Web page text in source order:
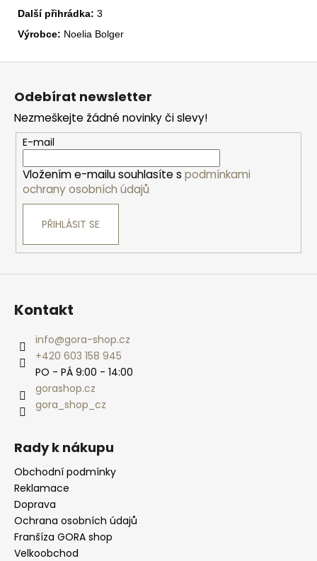
Další přihrádka: 3
Výrobce: Noelia Bolger
Z
Odebírat newsletter
Nezmeškejte žádné novinky či slevy!
E-mail
Vložením e-mailu souhlasíte s podmínkami
ochrany osobních údajů
PŘIHLÁSIT SE
Kontakt
info@gora-shop.cz
+420 603 158 945
PO - PÁ 9:00 - 14:00
gorashop.cz
gora_shop_cz
Rady k nákupu
Obchodní podmínky
Reklamace
Doprava
Ochrana osobních údajů
Franšíza GORA shop
Velkoobchod